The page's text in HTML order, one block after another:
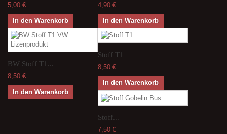
5,00 €
In den Warenkorb
4,90 €
In den Warenkorb
BW Stoff T1...
8,50 €
In den Warenkorb
Stoff T1
8,50 €
In den Warenkorb
Stoff...
7,50 €